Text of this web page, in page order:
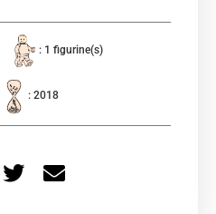
: 1 figurine(s)
: 2018